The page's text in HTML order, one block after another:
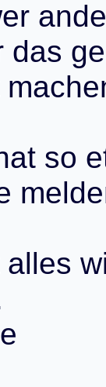
er ande
das ge
mache
at so e
melde
alles w
e